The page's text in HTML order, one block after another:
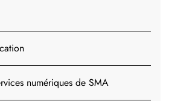
numériques de SMA